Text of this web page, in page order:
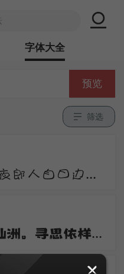
字体大全
预览
筛选
贵竹路从峰顶入，夜郎人自日边来。莺花夹道惊春老，雉堞连云向晚开。尺素屡题还屡掷，衡阳那有雁飞回。
好梦最难留，吹过仙洲。寻思依样到心头。去也无踪寻也惯，一桁红楼。